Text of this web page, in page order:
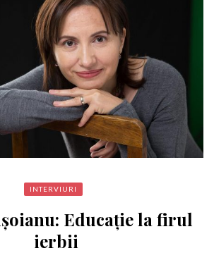
INTERVIURI
Educație la firul
ierbii